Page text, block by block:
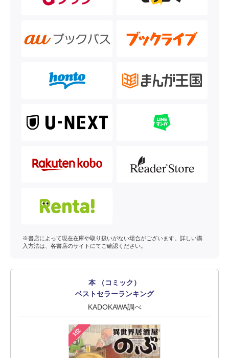
※書店によって現在在庫や取り扱いがない場合がございます。詳しい購
入方法は、各書店のサイトにてご確認ください。
本 （コミック）
ベストセラーランキング
KADOKAWA調べ
1位